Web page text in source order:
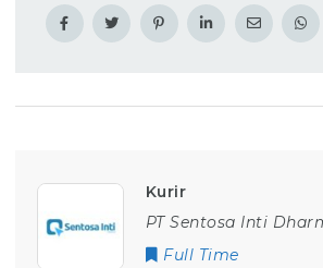
Kurir
PT Sentosa Inti
Full Time